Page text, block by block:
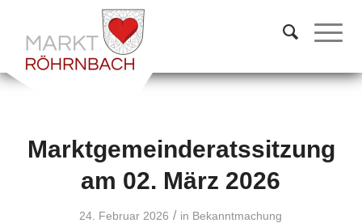
Marktgemeinderatssitzung
am 02. März 2026
24. Februar 2026 / in Bekanntmachung